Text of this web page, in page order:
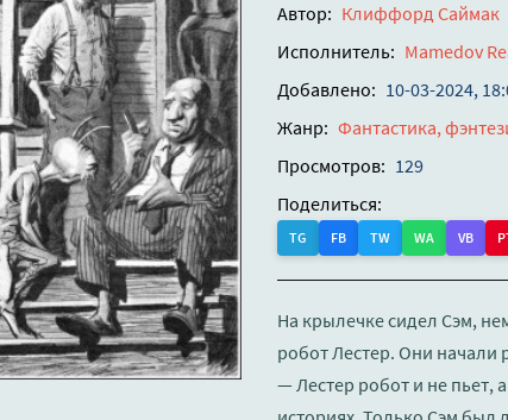
Автор: Клиффорд Саймак
Исполнитель: Mamedov
Добавлено: 10-03-2024,
Жанр: Фантастика,
Просмотров: 129
Поделиться:
TG FB TW WA VB
На крылечке сидел Сэм,
робот Лестер. Они начали
— Лестер робот и не пьет,